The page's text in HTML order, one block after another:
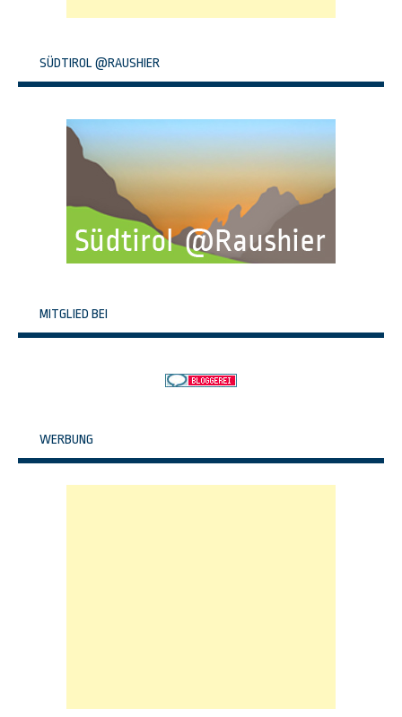
SÜDTIROL @RAUSHIER
MITGLIED BEI
WERBUNG